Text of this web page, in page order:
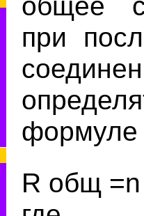
при
формуле
R общ